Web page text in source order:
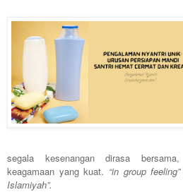
segala kesenangan dirasa
keagamaan yang kuat. “in group feeling”
Islamiyah”.